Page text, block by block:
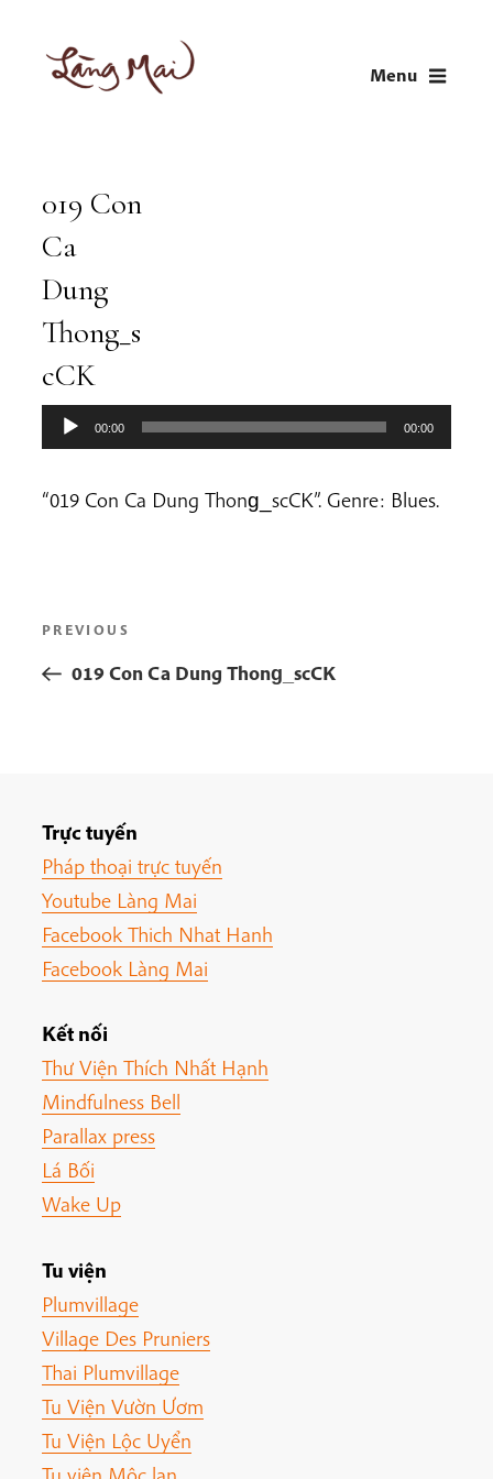
content
Menu
019 Con
Ca
Dung
Thong_s
cCK
00:00 00:00
“019 Con Ca Dung Thong_scCK”. Genre: Blues.
Previous
Post
PREVIOUS
019 Con Ca Dung Thong_scCK
Trực tuyến
Pháp thoại trực tuyến
Youtube Làng Mai
Facebook Thich Nhat Hanh
Facebook Làng Mai
Kết nối
Thư Viện Thích Nhất Hạnh
Mindfulness Bell
Parallax press
Lá Bối
Wake Up
Tu viện
Plumvillage
Village Des Pruniers
Thai Plumvillage
Tu Viện Vườn Ươm
Tu Viện Lộc Uyển